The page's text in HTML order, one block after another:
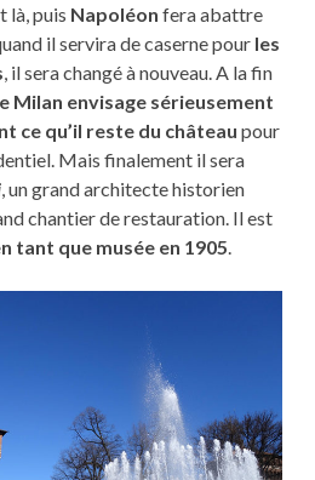
là, puis Napoléon fera abattre
il servira de caserne pour les
, il sera changé à nouveau. A la fin
Milan envisage sérieusement
ce qu’il reste du château pour
Mais finalement il sera
, un grand architecte historien
chantier de restauration. Il est
tant que musée en 1905.